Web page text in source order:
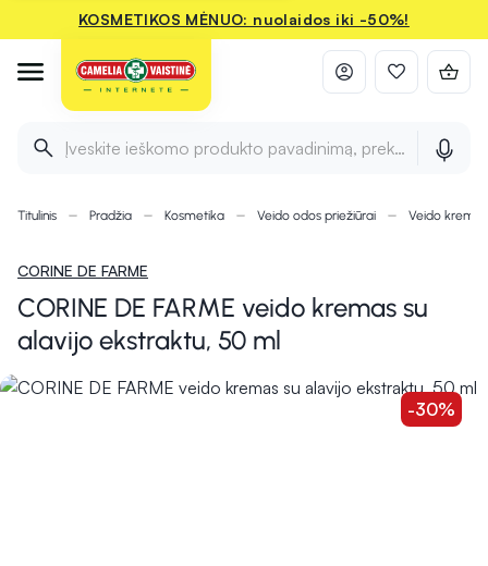
KOSMETIKOS MĖNUO: nuolaidos iki -50%!
Įveskite ieškomo produkto pavadinimą, prekės ženklą ir
Titulinis Pradžia Kosmetika Veido odos priežiūrai Veido kremai
CORINE DE FARME
CORINE DE FARME veido kremas su
alavijo ekstraktu, 50 ml
-30%